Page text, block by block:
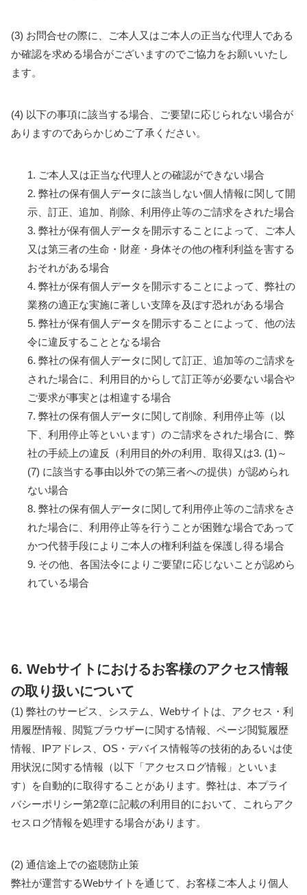
(3) お問合せの際に、ご本人又はご本人の正当な代理人である
か確認を求める場合がございますのでご協力をお願いいたし
ます。
(4) 以下の事項に該当する場合、ご要望に応じられない場合が
ありますのであらかじめご了承ください。
1. ご本人又は正当な代理人との確認ができない場合
2. 弊社の保有個人データに該当しない個人情報に関して開
示、訂正、追加、削除、利用停止等のご請求をされた場合
3. 弊社が保有個人データを開示することによって、ご本人
又は第三者の生命・財産・身体その他の権利利益を害する
おそれがある場合
4. 弊社が保有個人データを開示することによって、弊社の
業務の適正な実施に著しい支障を及ぼす恐れがある場合
5. 弊社が保有個人データを開示することによって、他の法
令に違反することとなる場合
6. 弊社の保有個人データに関して訂正、追加等のご請求を
された場合に、利用目的からして訂正等が必要ない場合や
ご要求が事実とは相違する場合
7. 弊社の保有個人データに関して削除、利用停止等（以
下、利用停止等といいます）のご請求をされた場合に、弊
社の手続上の違反（利用目的外の利用、取得又は3. (1)～
(7) に該当する事由以外での第三者への提供）が認められ
ない場合
8. 弊社の保有個人データに関して利用停止等のご請求をさ
れた場合に、利用停止等を行うことが困難な場合であって
かつ代替手段によりご本人の権利利益を保護し得る場合
9. その他、各国法令によりご要望に応じないことが認めら
れている場合
6. Webサイトにおけるお客様のアクセス情報
の取り扱いについて
(1) 弊社のサービス、システム、Webサイトは、アクセス・利
用履歴情報、閲覧ブラウザーに関する情報、ページ閲覧履歴
情報、IPアドレス、OS・デバイス情報等の技術的あるいは使
用状況に関する情報（以下「アクセスログ情報」といいま
す）を自動的に取得することがあります。弊社は、本プライ
バシーポリシー第2章に記載の利用目的において、これらアク
セスログ情報を処理する場合があります。
(2) 通信途上での盗聴防止策
弊社が運営するWebサイトを通じて、お客様ご本人より個人